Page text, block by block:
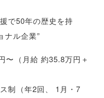
で50年の歴史を持
ナル企業”
〜 （ 月給 約35.8万円＋
制 （年2回
1月・7